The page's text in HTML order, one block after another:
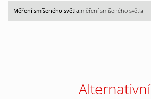
měření smíšeného světla
Alternativní